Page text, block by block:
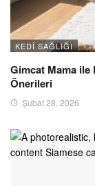
KEDI SAĞLIĞI
Gimcat Mama ile
Önerileri
Şubat 28, 2026